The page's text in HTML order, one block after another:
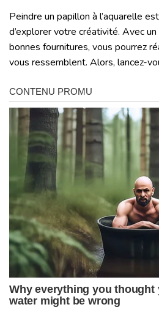
Peindre un papillon à l’aquarelle
d’explorer votre créativité. Avec
bonnes fournitures, vous pourrez
vous ressemblent. Alors, lancez-